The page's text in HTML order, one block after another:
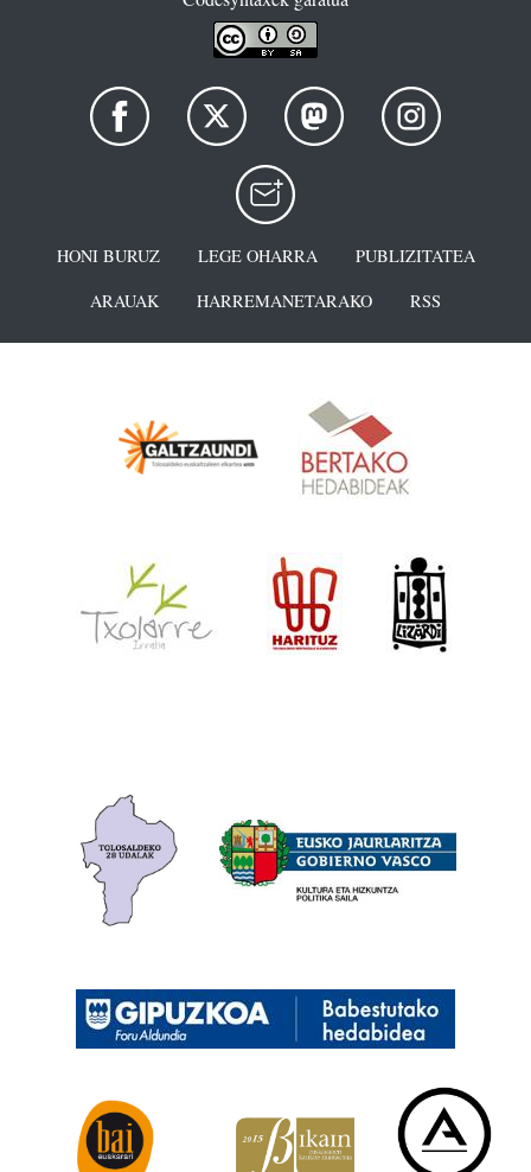
HONI BURUZ LEGE OHARRA
PUBLIZITATEA
ARAUAK
HARREMANETARAKO RSS